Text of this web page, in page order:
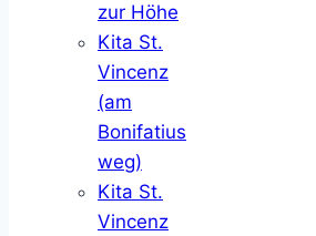
zur Höhe
Kita St.
Vincenz
(am
Bonifatius
weg)
Kita St.
Vincenz